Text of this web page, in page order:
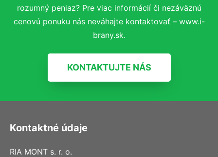
rozumný peniaz? Pre viac informácií či nezáväznú
cenovú ponuku nás neváhajte kontaktovať – www.i-
brany.sk.
KONTAKTUJTE NÁS
Kontaktné údaje
RIA MONT s. r. o.